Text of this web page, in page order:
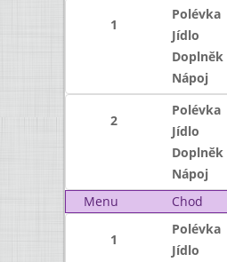
1
Polévka
Jídlo
Doplněk
Nápoj
2
Polévka
Jídlo
Doplněk
Nápoj
Menu
Chod
1
Polévka
Jídlo